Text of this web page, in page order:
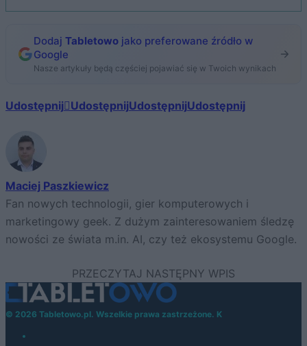
Dodaj Tabletowo jako preferowane źródło w
Google
Nasze artykuły będą częściej pojawiać się w Twoich wynikach
Udostępnij UdostępnijUdostępnijUdostępnij
Maciej Paszkiewicz
Fan nowych technologii, gier komputerowych i
marketingowy geek. Z dużym zainteresowaniem śledzę
nowości ze świata m.in. AI, czy też ekosystemu Google.
© 2026 Tabletowo.pl. Wszelkie prawa zastrzeżone. K